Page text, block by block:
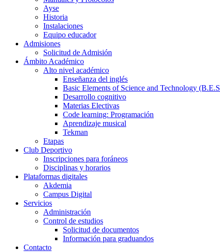
Ayse
Historia
Instalaciones
Equipo educador
Admisiones
Solicitud de Admisión
Ámbito Académico
Alto nivel académico
Enseñanza del inglés
Basic Elements of Science and Technology
Desarrollo cognitivo
Materias Electivas
Code learning: Programación
Aprendizaje musical
Tekman
Etapas
Club Deportivo
Inscripciones para foráneos
Disciplinas y horarios
Plataformas digitales
Akdemia
Campus Digital
Servicios
Administración
Control de estudios
Solicitud de documentos
Información para graduandos
Contacto